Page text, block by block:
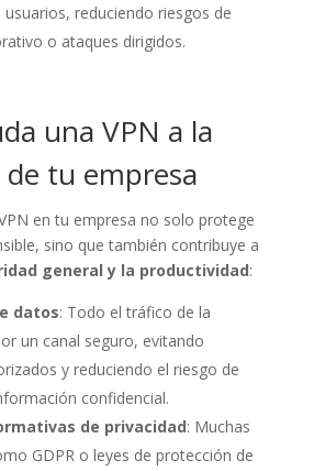
reduciendo riesgos de
o ataques dirigidos.
una VPN a la
tu empresa
en tu empresa no solo protege
sino que también contribuye a
general y la productividad:
datos: Todo el tráfico de la
un canal seguro, evitando
y reduciendo el riesgo de
confidencial.
de privacidad: Muchas
GDPR o leyes de protección de